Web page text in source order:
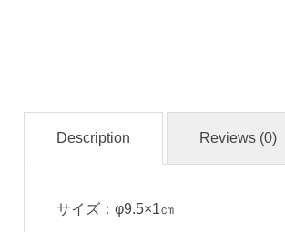
Description Reviews (0)
サイズ：φ9.5×1㎝